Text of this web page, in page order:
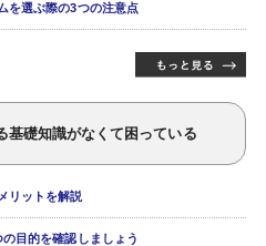
を選ぶ際の3つの注意点
基礎知識がなくて困っている
リットを解説
目的を確認しましょう